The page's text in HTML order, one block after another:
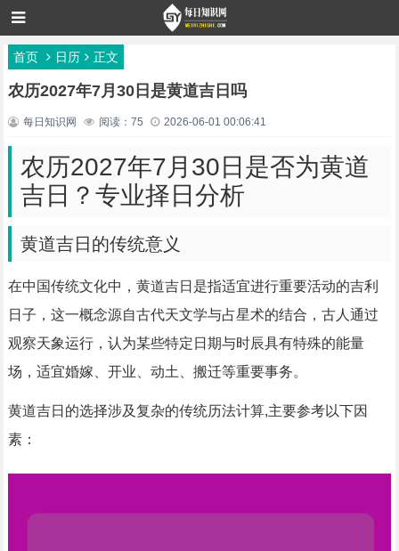
首页 日历 正文
农历2027年7月30日是黄道吉日吗
每日知识网 阅读：75 2026-06-01 00:06:41
农历2027年7月30日是否为黄道
吉日？专业择日分析
黄道吉日的传统意义
在中国传统文化中，黄道吉日是指适宜进行重要活动的吉利
日子，这一概念源自古代天文学与占星术的结合，古人通过
观察天象运行，认为某些特定日期与时辰具有特殊的能量
场，适宜婚嫁、开业、动土、搬迁等重要事务。
黄道吉日的选择涉及复杂的传统历法计算,主要参考以下因
素：